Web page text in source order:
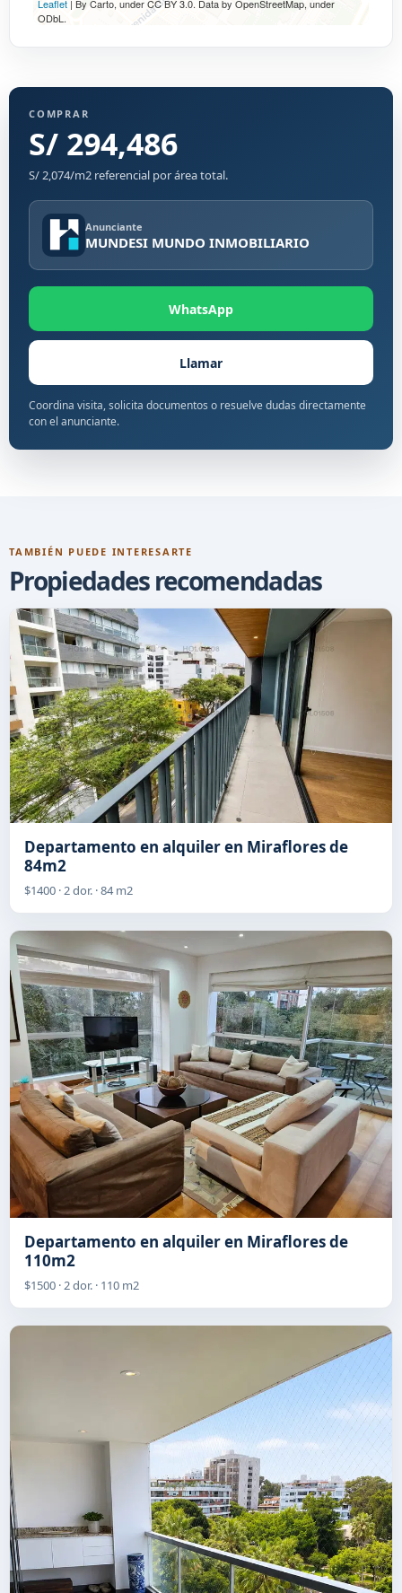
Leaflet | By Carto, under CC BY 3.0. Data by OpenStreetMap, under
ODbL.
COMPRAR
S/ 294,486
S/ 2,074/m2 referencial por área total.
Anunciante
MUNDESI MUNDO INMOBILIARIO
WhatsApp
Llamar
Coordina visita, solicita documentos o resuelve dudas directamente
con el anunciante.
TAMBIÉN PUEDE INTERESARTE
Propiedades recomendadas
Departamento en alquiler en Miraflores de
84m2
$1400 · 2 dor. · 84 m2
Departamento en alquiler en Miraflores de
110m2
$1500 · 2 dor. · 110 m2